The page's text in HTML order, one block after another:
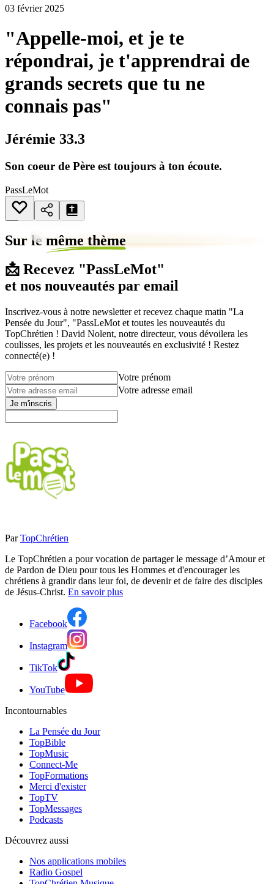
03 février 2025
"Appelle-moi, et je te
répondrai, je t'apprendrai de
grands secrets que tu ne
connais pas"
Jérémie 33.3
Son coeur de Père est toujours à ton écoute.
PassLeMot
Sur le même thème
📩 Recevez "PassLeMot"
et nos nouveautés par email
Inscrivez-vous à notre newsletter et recevez chaque matin "La
Pensée du Jour", "PassLeMot et toutes les nouveautés du
TopChrétien ! David Nolent, notre directeur, vous dévoilera les
coulisses, les projets et les nouveautés en exclusivité ! Restez
connecté(e) !
Votre prénom
Votre adresse email
Je m'inscris
Par TopChrétien
Le TopChrétien a pour vocation de partager le message d’Amour et
de Pardon de Dieu pour tous les Hommes et d'encourager les
chrétiens à grandir dans leur foi, de devenir et de faire des disciples
de Jésus-Christ. En savoir plus
Facebook
Instagram
TikTok
YouTube
Incontournables
La Pensée du Jour
TopBible
TopMusic
Connect-Me
TopFormations
Merci d'exister
TopTV
TopMessages
Podcasts
Découvrez aussi
Nos applications mobiles
Radio Gospel